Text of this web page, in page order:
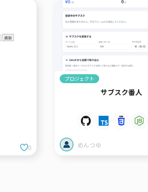
0
プロジェクト
サブスク番人
めんつゆ